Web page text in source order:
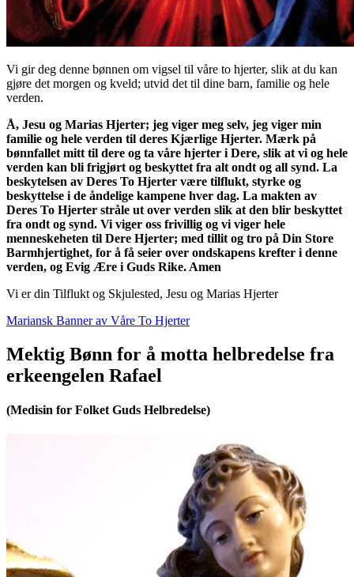
Vi gir deg denne bønnen om vigsel til våre to hjerter, slik at du kan
gjøre det morgen og kveld; utvid det til dine barn, familie og hele
verden.
Å, Jesu og Marias Hjerter; jeg viger meg selv, jeg viger min
familie og hele verden til deres Kjærlige Hjerter. Mærk på
bønnfallet mitt til dere og ta våre hjerter i Dere, slik at vi og hele
verden kan bli frigjørt og beskyttet fra alt ondt og all synd. La
beskytelsen av Deres To Hjerter være tilflukt, styrke og
beskyttelse i de åndelige kampene hver dag. La makten av
Deres To Hjerter stråle ut over verden slik at den blir beskyttet
fra ondt og synd. Vi viger oss frivillig og vi viger hele
menneskeheten til Dere Hjerter; med tillit og tro på Din Store
Barmhjertighet, for å få seier over ondskapens krefter i denne
verden, og Evig Ære i Guds Rike. Amen
Vi er din Tilflukt og Skjulested, Jesu og Marias Hjerter
Mariansk Banner av Våre To Hjerter
Mektig Bønn for å motta helbredelse fra
erkeengelen Rafael
(Medisin for Folket Guds Helbredelse)